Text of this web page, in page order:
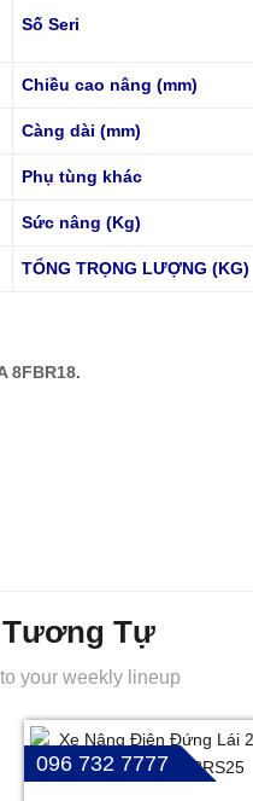
Số Seri
Chiều cao nâng (mm)
Càng dài (mm)
Phụ tùng khác
Sức nâng (Kg)
TỔNG TRỌNG LƯỢNG (KG)
8FBR18.
Tương Tự
your weekly lineup
096 732 7777